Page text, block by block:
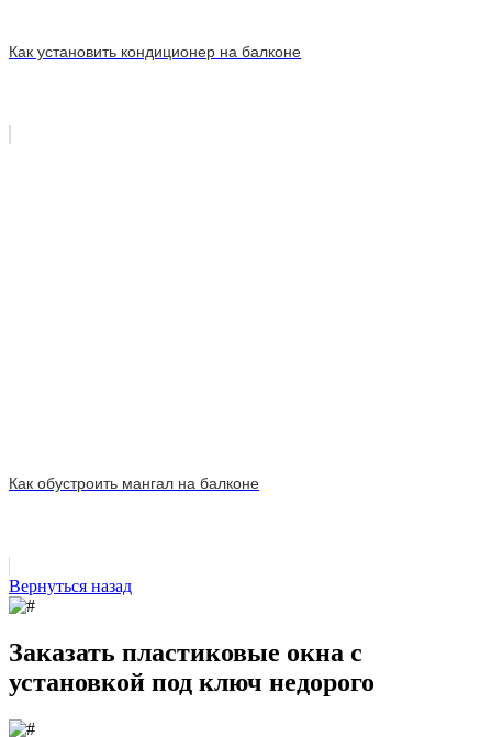
Как установить кондиционер на балконе
Как обустроить мангал на балконе
Вернуться назад
Заказать пластиковые окна с
установкой под ключ недорого